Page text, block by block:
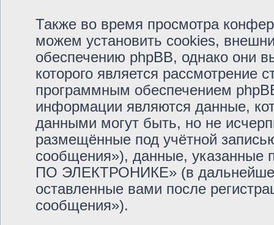
Также во время просмотра
можем установить cookies,
обеспечению phpBB, однако они
которого является рассмотрение
программным обеспечением
информации являются данные,
данными могут быть, но не
размещённые под учётной
сообщения»), данные, указанные
ПО ЭЛЕКТРОНИКЕ» (в
оставленные вами после
сообщения»).